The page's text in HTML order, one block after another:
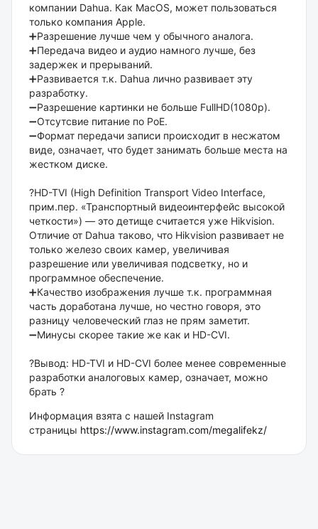
компании Dahua. Как MacOS, может пользоваться
только компания Apple.
➕Разрешение лучше чем у обычного аналога.
➕Передача видео и аудио намного лучше, без
задержек и прерываний.
➕Развивается т.к. Dahua лично развивает эту
разработку.
➖Разрешение картинки не больше FullHD(1080p).
➖Отсутсвие питание по PoE.
➖Формат передачи записи происходит в несжатом
виде, означает, что будет занимать больше места на
жестком диске.
?HD-TVI (High Definition Transport Video Interface,
прим.пер. «Транспортный видеоинтерфейс высокой
четкости») — это детище считается уже Hikvision.
Отличие от Dahua таково, что Hikvision развивает не
только железо своих камер, увеличивая
разрешение или увеличивая подсветку, но и
программное обеспечение.
➕Качество изображения лучше т.к. программная
часть доработана лучше, но честно говоря, это
разницу человеческий глаз не прям заметит.
➖Минусы скорее такие же как и HD-CVI.
?Вывод: HD-TVI и HD-CVI более менее современные
разработки аналоговых камер, означает, можно
брать ?
Информация взята с нашей Instagram
страницы https://www.instagram.com/megalifekz/